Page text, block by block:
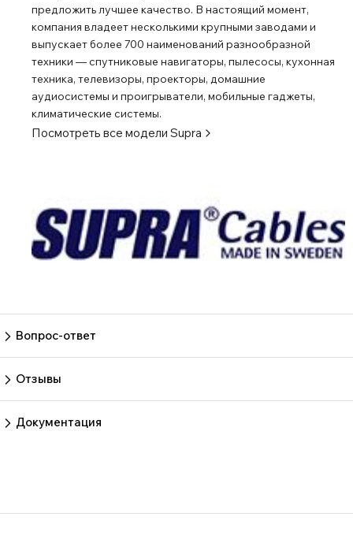
предложить лучшее качество. В настоящий момент,
компания владеет несколькими крупными заводами и
выпускает более 700 наименований разнообразной
техники — спутниковые навигаторы, пылесосы, кухонная
техника, телевизоры, проекторы, домашние
аудиосистемы и проигрыватели, мобильные гаджеты,
климатические системы.
Посмотреть все модели Supra
Вопрос-ответ
Отзывы
Документация